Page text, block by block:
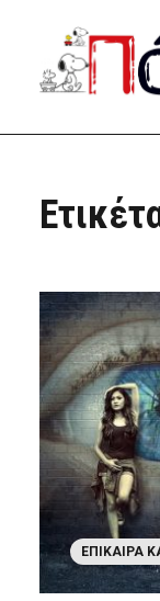
ΕΠΊΚΑΙΡΑ